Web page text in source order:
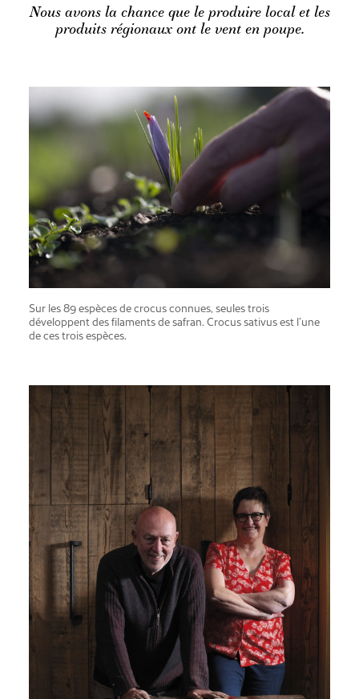
Nous avons la chance que le produire local et les
produits régionaux ont le vent en poupe.
Sur les 89 espèces de crocus connues, seules trois
développent des filaments de safran. Crocus sativus est l’une
de ces trois espèces.